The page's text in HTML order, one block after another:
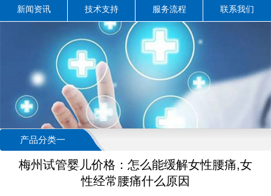
新闻资讯 技术支持 服务流程 联系我们
产品分类一
梅州试管婴儿价格：怎么能缓解女性腰痛,女
性经常腰痛什么原因